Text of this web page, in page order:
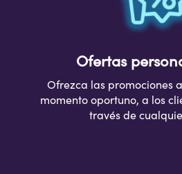
Ofertas
Ofrezca las promociones
momento oportuno, a los
través de